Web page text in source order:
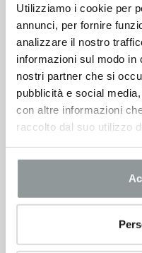
Utilizziamo i cookie per
annunci, per fornire
analizzare il nostro
informazioni sul modo
nostri partner che si
pubblicità e social
con altre informazioni
raccolto dal suo utilizzo